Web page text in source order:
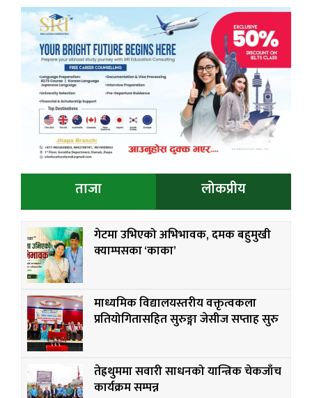
ताजा लोकप्रीय
गेटमा उभिएको अभिभावक, दमक बहुमुखी
क्याम्पसका ‘काका’
माध्यमिक विद्यालयस्तरीय वक्तृत्वकला
प्रतियोगितासहित सुरुङ्गा जेसीज सप्ताह सुरु
तेह्रथुममा सवारी साधनको यान्त्रिक चेकजाँच
कार्यक्रम सम्पन्न